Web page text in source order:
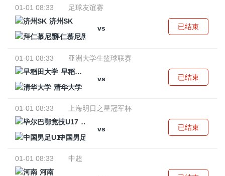
01-01 08:33
足球友谊赛
济州SK
vs
拜仁慕尼黑
已结束
01-01 08:33
亚洲大学生篮球联赛
早稻田大学
vs
清华大学
已结束
01-01 08:33
上海明日之星冠军杯
毕尔巴鄂竞技U17
vs
中国男足U17
已结束
01-01 08:33
中超
河南